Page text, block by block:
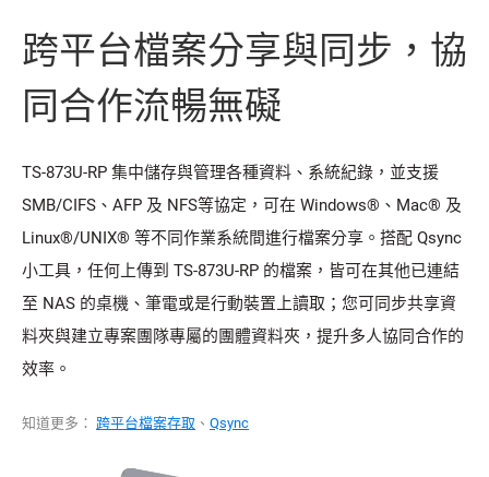
跨平台檔案分享與同步，協
同合作流暢無礙
TS-873U-RP 集中儲存與管理各種資料、系統紀錄，並支援
SMB/CIFS、AFP 及 NFS等協定，可在 Windows®、Mac® 及
Linux®/UNIX® 等不同作業系統間進行檔案分享。搭配 Qsync
小工具，任何上傳到 TS-873U-RP 的檔案，皆可在其他已連結
至 NAS 的桌機、筆電或是行動裝置上讀取；您可同步共享資
料夾與建立專案團隊專屬的團體資料夾，提升多人協同合作的
效率。
知道更多： 跨平台檔案存取 、 Qsync